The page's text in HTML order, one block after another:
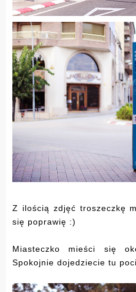
Z ilością zdjęć troszeczkę
się poprawię :)
Miasteczko mieści się
Spokojnie dojedziecie tu